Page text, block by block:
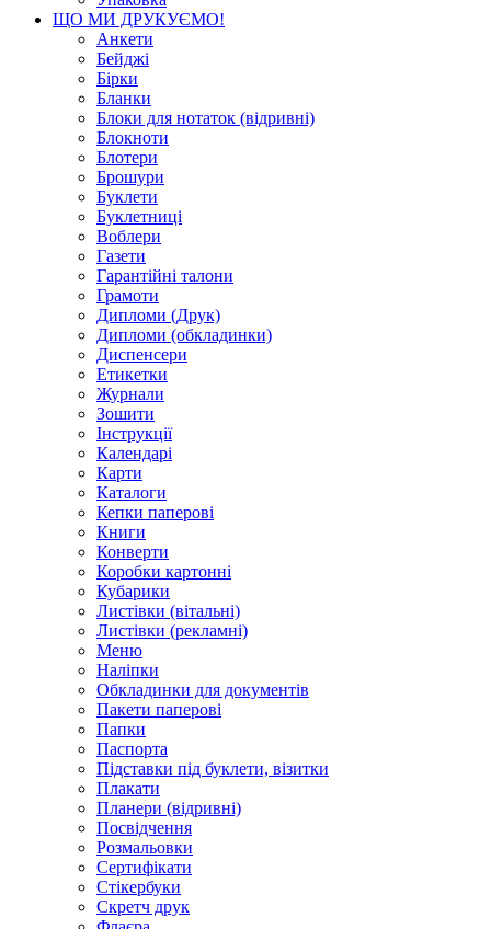
ЩО МИ ДРУКУЄМО!
Анкети
Бейджі
Бірки
Бланки
Блоки для нотаток (відривні)
Блокноти
Блотери
Брошури
Буклети
Буклетниці
Воблери
Газети
Гарантійні талони
Грамоти
Дипломи (Друк)
Дипломи (обкладинки)
Диспенсери
Етикетки
Журнали
Зошити
Інструкції
Календарі
Карти
Каталоги
Кепки паперові
Книги
Конверти
Коробки картонні
Кубарики
Листівки (вітальні)
Листівки (рекламні)
Меню
Наліпки
Обкладинки для документів
Пакети паперові
Папки
Паспорта
Підставки під буклети, візитки
Плакати
Планери (відривні)
Посвідчення
Розмальовки
Сертифікати
Стікербуки
Скретч друк